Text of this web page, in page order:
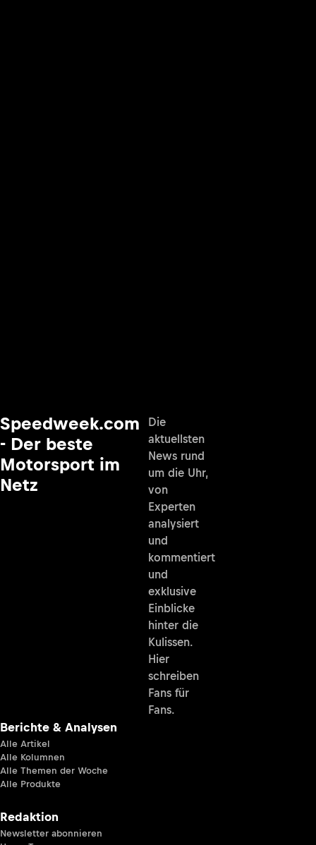
Speedweek.com
- Der beste
Motorsport im
Netz
Die
aktuellsten
News rund
um die Uhr,
von
Experten
analysiert
und
kommentiert
und
exklusive
Einblicke
hinter die
Kulissen.
Hier
schreiben
Fans für
Fans.
Berichte & Analysen
Alle Artikel
Alle Kolumnen
Alle Themen der Woche
Alle Produkte
Redaktion
Newsletter abonnieren